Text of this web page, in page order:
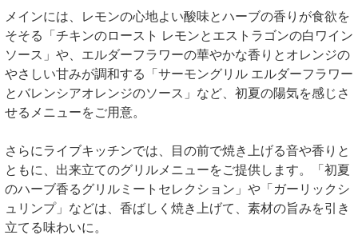
メインには、レモンの心地よい酸味とハーブの香りが食欲を
そそる「チキンのロースト レモンとエストラゴンの白ワイン
ソース」や、エルダーフラワーの華やかな香りとオレンジの
やさしい甘みが調和する「サーモングリル エルダーフラワー
とバレンシアオレンジのソース」など、初夏の陽気を感じさ
せるメニューをご用意。
さらにライブキッチンでは、目の前で焼き上げる音や香りと
ともに、出来立てのグリルメニューをご提供します。「初夏
のハーブ香るグリルミートセレクション」や「ガーリックシ
ュリンプ」などは、香ばしく焼き上げて、素材の旨みを引き
立てる味わいに。